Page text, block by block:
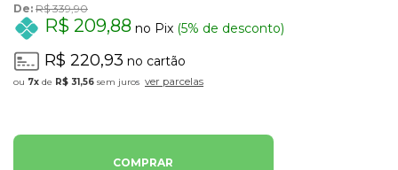
De: R$ 339,90
R$ 209,88 no Pix (5% de desconto)
R$ 220,93 no cartão
7x de R$ 31,56 sem juros ver parcelas
COMPRAR